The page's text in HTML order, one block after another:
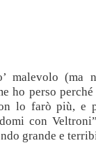
malevolo (ma
ho perso
lo farò più, e
con
grande e